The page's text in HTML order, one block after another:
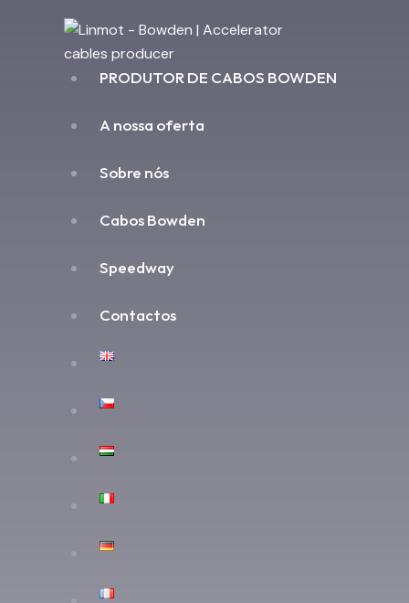
PRODUTOR DE CABOS BOWDEN
A nossa oferta
Sobre nós
Cabos Bowden
Speedway
Contactos